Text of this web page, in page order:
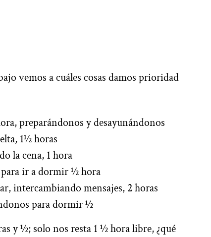
vemos a cuáles cosas damos prioridad
preparándonos y desayunándonos
1½ horas
la cena, 1 hora
ir a dormir ½ hora
intercambiando mensajes, 2 horas
para dormir ½
y ½; solo nos resta 1 ½ hora libre, ¿qué